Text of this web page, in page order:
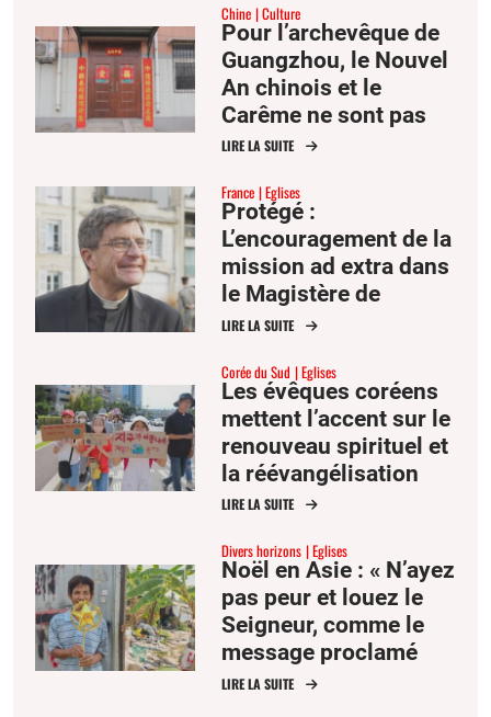
Chine Culture
Pour l’archevêque de
Guangzhou, le Nouvel
An chinois et le
Carême ne sont pas
contradictoires et
LIRE LA SUITE
France Eglises
Protégé :
L’encouragement de la
mission ad extra dans
le Magistère de
l’Eglise des
ion »
LIRE LA SUITE
Corée du Sud Eglises
Les évêques coréens
mettent l’accent sur le
renouveau spirituel et
la réévangélisation
des familles en 2024
LIRE LA SUITE
Divers horizons Eglises
Noël en Asie : « N’ayez
pas peur et louez le
Seigneur, comme le
message proclamé
par les anges »
LIRE LA SUITE